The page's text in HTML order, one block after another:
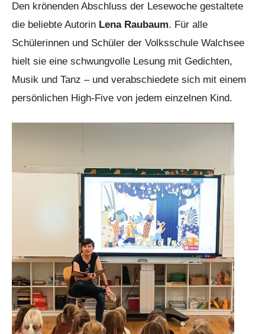
Den krönenden Abschluss der Lesewoche gestaltete
die beliebte Autorin Lena Raubaum. Für alle
Schülerinnen und Schüler der Volksschule Walchsee
hielt sie eine schwungvolle Lesung mit Gedichten,
Musik und Tanz – und verabschiedete sich mit einem
persönlichen High-Five von jedem einzelnen Kind.